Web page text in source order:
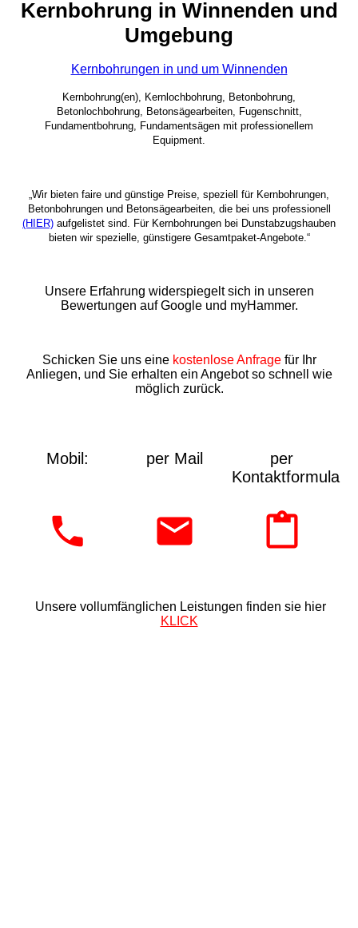
Kernbohrung in Winnenden und
Umgebung
Kernbohrungen in und um Winnenden
Kernbohrung(en), Kernlochbohrung, Betonbohrung,
Betonlochbohrung, Betonsägearbeiten, Fugenschnitt,
Fundamentbohrung, Fundamentsägen mit professionellem
Equipment.
„Wir bieten faire und günstige Preise, speziell für Kernbohrungen,
Betonbohrungen und Betonsägearbeiten, die bei uns professionell
(HIER) aufgelistet sind. Für Kernbohrungen bei Dunstabzugshauben
bieten wir spezielle, günstigere Gesamtpaket-Angebote.“
Unsere Erfahrung widerspiegelt sich in unseren
Bewertungen auf Google und myHammer.
Schicken Sie uns eine kostenlose Anfragefür Ihr
Anliegen, und Sie erhalten ein Angebot so schnell wie
möglich zurück.
Mobil: per Mail
per
Kontaktformular:
Unsere vollumfänglichen Leistungen finden sie hier
KLICK